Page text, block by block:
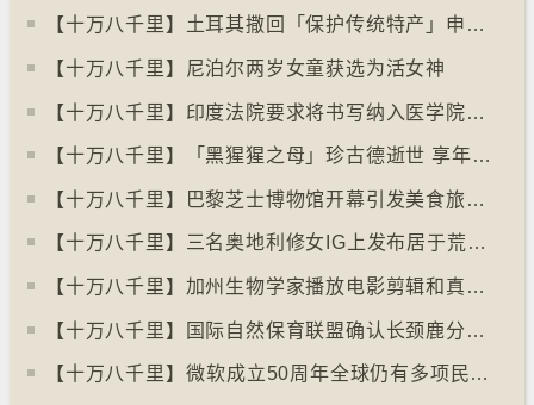
【十万八千里】土耳其撒回「保护传统特产」申请德国烤肉多样性获保护
【十万八千里】尼泊尔两岁女童获选为活女神
【十万八千里】印度法院要求将书写纳入医学院课程
【十万八千里】「黑猩猩之母」珍古德逝世 享年91岁
【十万八千里】巴黎芝士博物馆开幕引发美食旅游热潮
【十万八千里】三名奥地利修女IG上发布居于荒废修道院情况结果广受欢迎
【十万八千里】加州生物学家播放电影剪辑和真人声音驱狼
【十万八千里】国际自然保育联盟确认长颈鹿分四个品种有助制订保育方案
【十万八千里】⁠微软成立50周年全球仍有多项民生系统沿用旧视窗系统